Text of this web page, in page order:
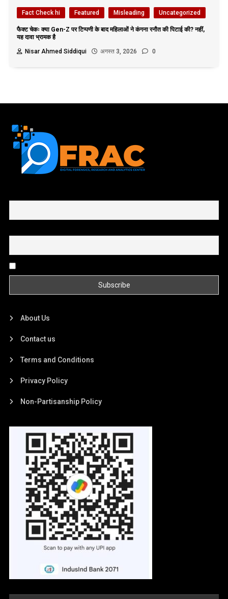
Fact Check hi Featured Misleading Uncategorized
फैक्ट चेकः क्या Gen-Z पर टिप्पणी के बाद महिलाओं ने कंगना रनौत की पिटाई की? नहीं,
यह दावा भ्रामक है
Nisar Ahmed Siddiqui
अगस्त 3, 2026 0
About Us
Contact us
Terms and Conditions
Privacy Policy
Non-Partisanship Policy